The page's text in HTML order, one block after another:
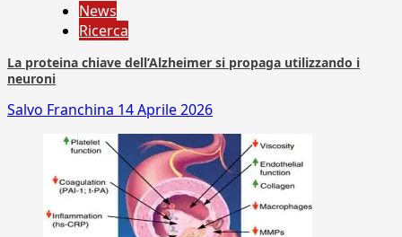
News
Ricerca
La proteina chiave dell’Alzheimer si propaga utilizzando i
neuroni
Salvo Franchina 14 Aprile 2026